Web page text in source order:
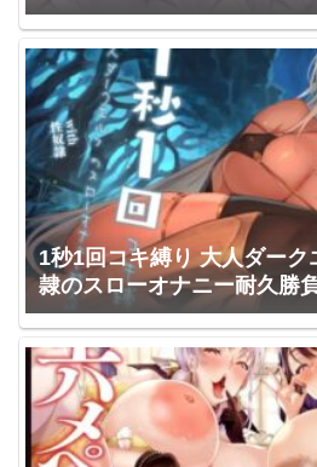
ムランドセル / みたかりん
1秒1回コキ縛り 大人ダー
隷のスローオナニー耐久勝
テ / 高梨はなみ